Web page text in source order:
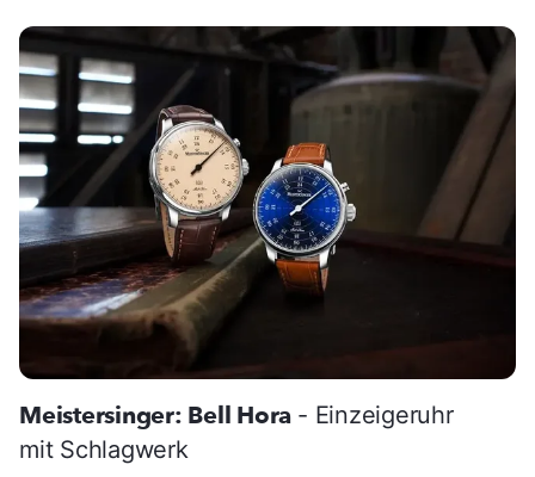
Meistersinger: Bell Hora - Einzeigeruhr
mit Schlagwerk